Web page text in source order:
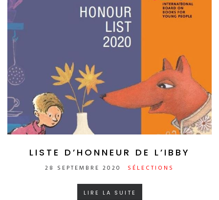
LISTE D’HONNEUR DE L’IBBY
28 SEPTEMBRE 2020 SÉLECTIONS
LIRE LA SUITE